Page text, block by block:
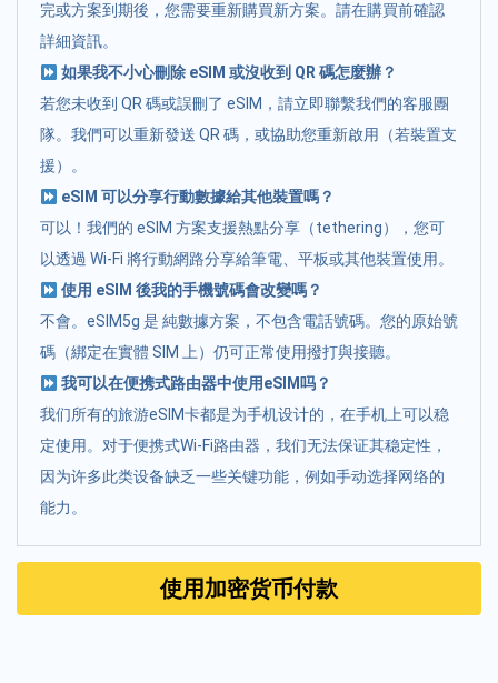
完或方案到期後，您需要重新購買新方案。請在購買前確認
詳細資訊。
如果我不小心刪除 eSIM 或沒收到 QR 碼怎麼辦？
若您未收到 QR 碼或誤刪了 eSIM，請立即聯繫我們的客服團
隊。我們可以重新發送 QR 碼，或協助您重新啟用（若裝置支
援）。
eSIM 可以分享行動數據給其他裝置嗎？
可以！我們的 eSIM 方案支援熱點分享（tethering），您可
以透過 Wi-Fi 將行動網路分享給筆電、平板或其他裝置使用。
使用 eSIM 後我的手機號碼會改變嗎？
不會。eSIM5g 是 純數據方案，不包含電話號碼。您的原始號
碼（綁定在實體 SIM 上）仍可正常使用撥打與接聽。
我可以在便携式路由器中使用eSIM吗？
我们所有的旅游eSIM卡都是为手机设计的，在手机上可以稳
定使用。对于便携式Wi-Fi路由器，我们无法保证其稳定性，
因为许多此类设备缺乏一些关键功能，例如手动选择网络的
能力。
使用加密货币付款